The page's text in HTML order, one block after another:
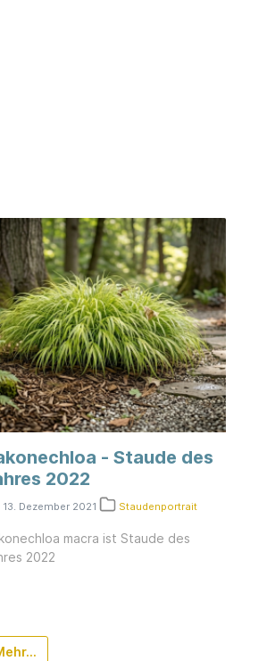
- Staude des
2022
13. Dezember 2021 Staudenportrait
macra ist Staude des
2022